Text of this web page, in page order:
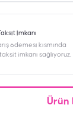
İmkanı
ödemesi kısmında
imkanı sağlıyoruz.
Ürün